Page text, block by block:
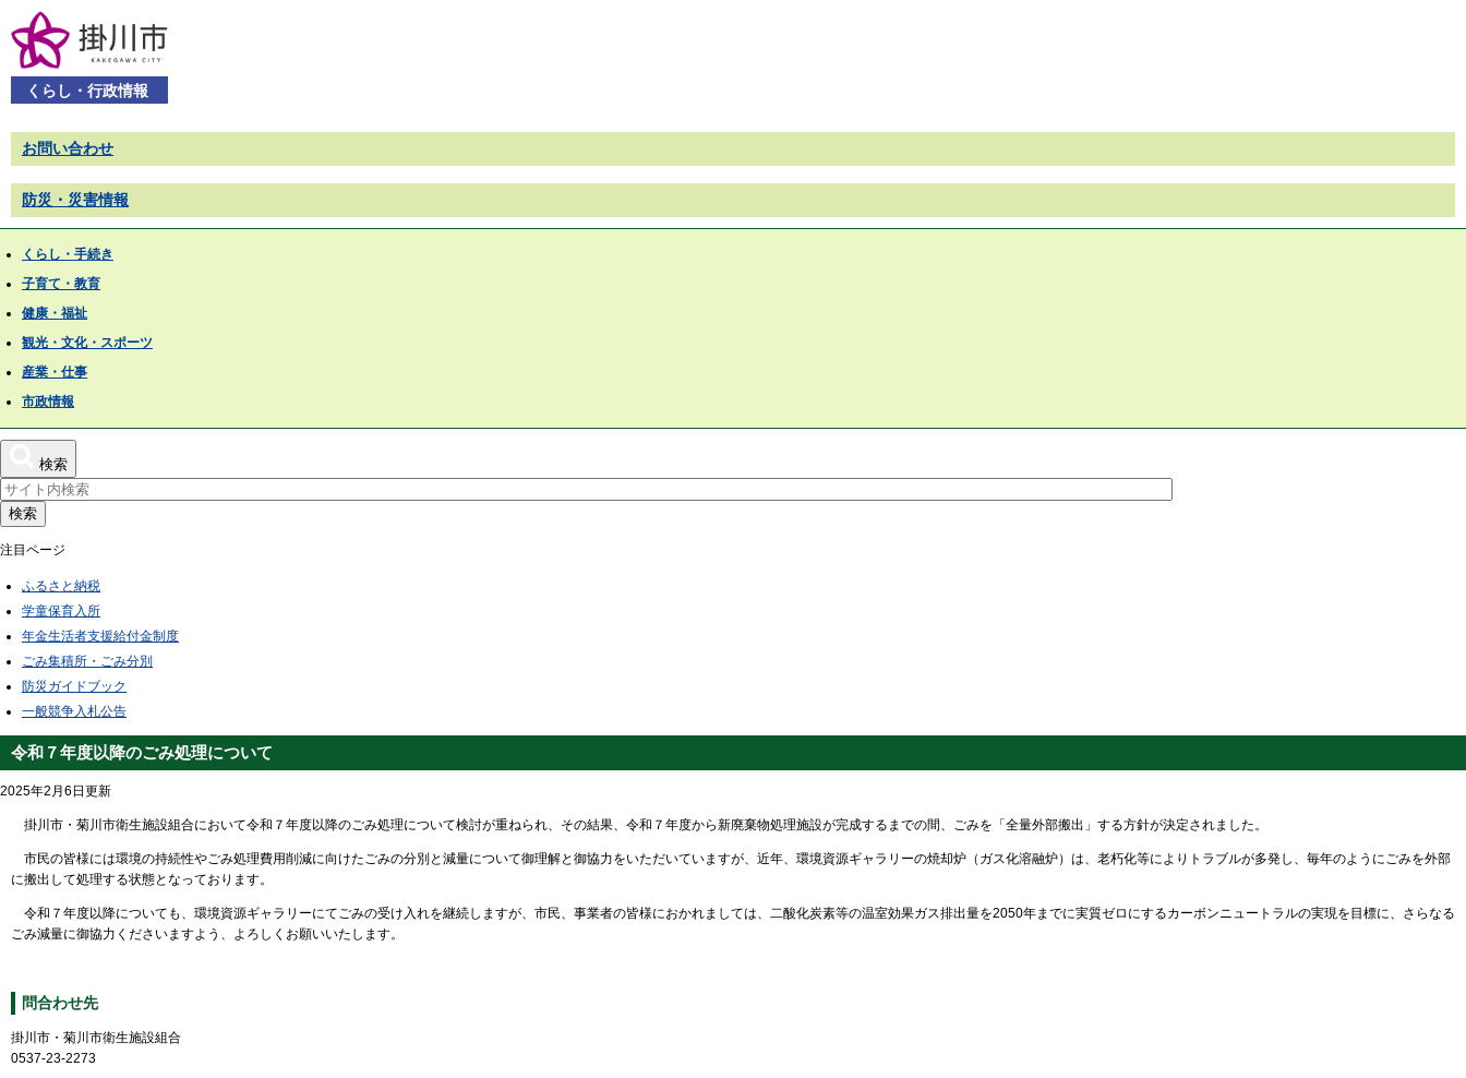
くらし・行政情報
お問い合わせ
防災・災害情報
くらし・手続き
子育て・教育
健康・福祉
観光・文化・スポーツ
産業・仕事
市政情報
検索
検索
注目ページ
ふるさと納税
学童保育入所
年金生活者支援給付金制度
ごみ集積所・ごみ分別
防災ガイドブック
一般競争入札公告
令和７年度以降のごみ処理について
2025年2月6日更新
掛川市・菊川市衛生施設組合において令和７年度以降のごみ処理について検討が重ねられ、その結果、令和７年度から新廃棄物処理施設が完成するまでの間、ごみを「全量外部搬出」する方針が決定されました。
市民の皆様には環境の持続性やごみ処理費用削減に向けたごみの分別と減量について御理解と御協力をいただいていますが、近年、環境資源ギャラリーの焼却炉（ガス化溶融炉）は、老朽化等によりトラブルが多発し、毎年のようにごみを外部
に搬出して処理する状態となっております。
令和７年度以降についても、環境資源ギャラリーにてごみの受け入れを継続しますが、市民、事業者の皆様におかれましては、二酸化炭素等の温室効果ガス排出量を2050年までに実質ゼロにするカーボンニュートラルの実現を目標に、さらなる
ごみ減量に御協力くださいますよう、よろしくお願いいたします。
問合わせ先
掛川市・菊川市衛生施設組合
0537-23-2273